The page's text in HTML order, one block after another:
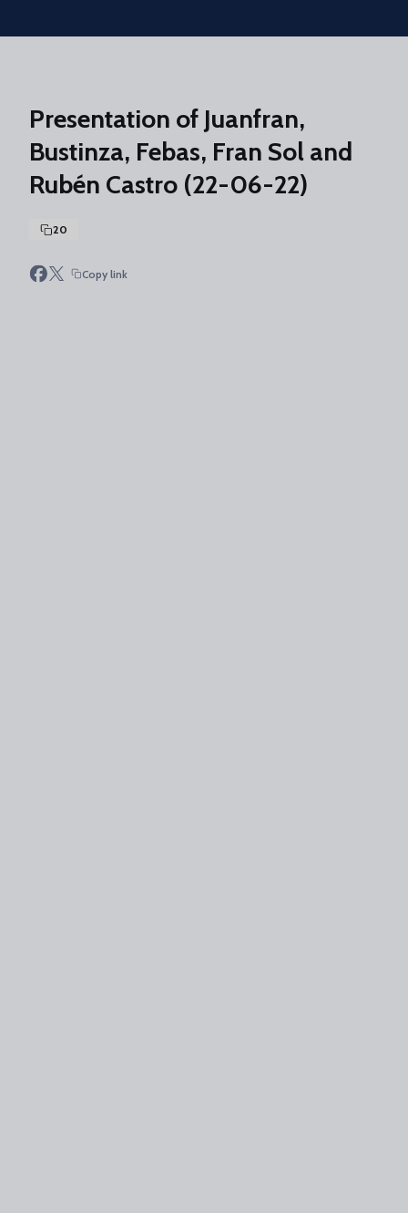
Skip to main content
Presentation of Juanfran,
Bustinza, Febas, Fran Sol and
Rubén Castro (22-06-22)
20
Copy link